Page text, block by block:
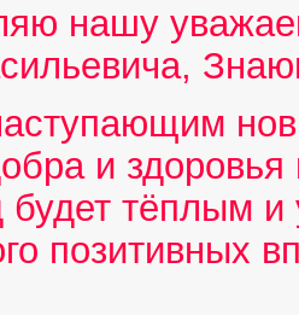
нашу
и
будет тёплым
позитивных